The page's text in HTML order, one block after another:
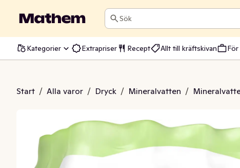
Sök
Kategorier Extrapriser Recept Allt till kräftskivan
Start / Alla varor / Dryck / Mineralvatten /
Äpple 12x33cl